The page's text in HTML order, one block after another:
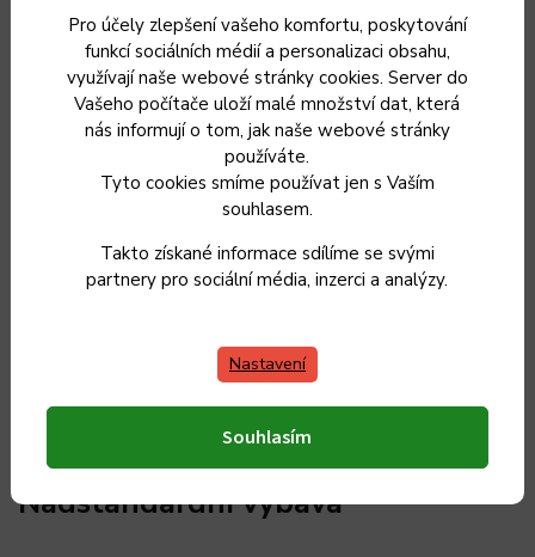
Pro účely zlepšení vašeho komfortu, poskytování
funkcí sociálních médií a personalizaci obsahu,
využívají naše webové stránky cookies. Server do
Vašeho počítače uloží malé množství dat, která
nás informují o tom, jak naše webové stránky
používáte.
Tyto cookies smíme používat jen s Vaším
souhlasem.
Takto získané informace sdílíme se svými
partnery pro sociální média, inzerci a analýzy.
Nastavení
Souhlasím
Sekáček si ladně poradí s nasekáním ořechů i bylinek. Rozdrtí
sušenky na cheesecake i vám pomůže připravit drcené
ovesné vločky. Během horkých dní jistě využijete jeho funkci
drtiče ledu, kdy během chvíle připraví ledovou tříšť do
ovocných koktejlů a letních drinků.
Kuchyňský robot s nádobou o
objemu 1,5 l
nejvýkonnější kuchyňské spotřebiče.Food
s nádobou o objemu 1,5 litrů
multifunkční pomocník, ve kterém nastrouháte, nakrájíte,
a dokonce iuhnětete těsto.
Nadstandardní výbava